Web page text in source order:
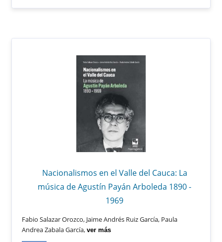
Nacionalismos en el Valle del Cauca: La
música de Agustín Payán Arboleda 1890 -
1969
Fabio Salazar Orozco, Jaime Andrés Ruiz García, Paula
Andrea Zabala García,ver más